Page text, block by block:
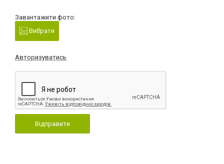
Завантажити фото:
Вибрати
Авторизуватись
Відправити